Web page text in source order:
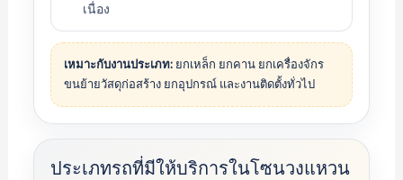
เนื่อง
เหมาะกับงานประเภท:ยกเหล็ก ยกคาน ยกเครื่องจักร
ขนย้ายวัสดุก่อสร้าง ยกอุปกรณ์ และงานติดตั้งทั่วไป
ประเภทรถที่มีให้บริการในโซนวงแหวน